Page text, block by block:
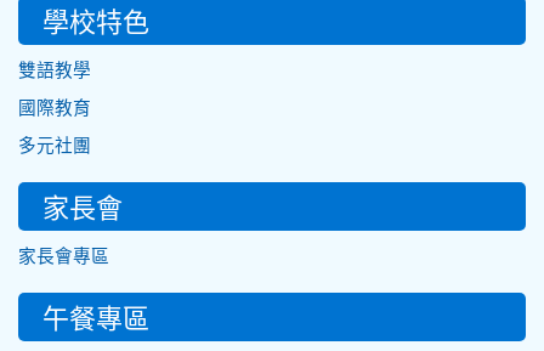
學校特色
雙語教學
國際教育
多元社團
家長會
家長會專區
午餐專區